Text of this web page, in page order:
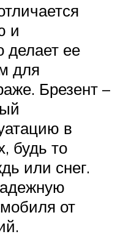
и
делает ее
для
Брезент –
в
будь то
или снег.
от